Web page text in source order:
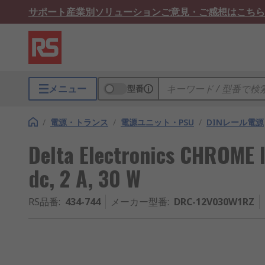
サポート産業別ソリューションご意見・ご感想はこちら
メニュー 型番
/ 電源・トランス / 電源ユニット・PSU / DINレール電源
Delta Electronics
dc, 2 A, 30 W
RS品番: 434-744 メーカー型番: DRC-12V030W1RZ